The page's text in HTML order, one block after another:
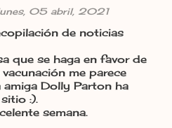
05 abril, 2021
de noticias
que se haga en favor de
me parece
amiga Dolly Parton ha
:).
semana.